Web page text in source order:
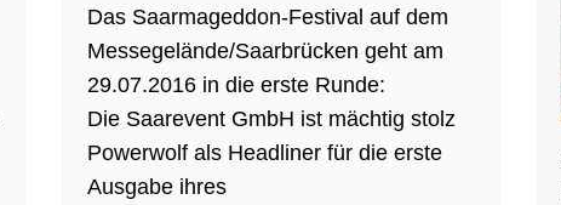
Das Saarmageddon-Festival auf dem
Messegelände/Saarbrücken geht am
29.07.2016 in die erste Runde:
Die Saarevent GmbH ist mächtig stolz
Powerwolf als Headliner für die erste
Ausgabe ihres